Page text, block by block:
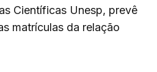
Científicas Unesp, prevê
matrículas da relação